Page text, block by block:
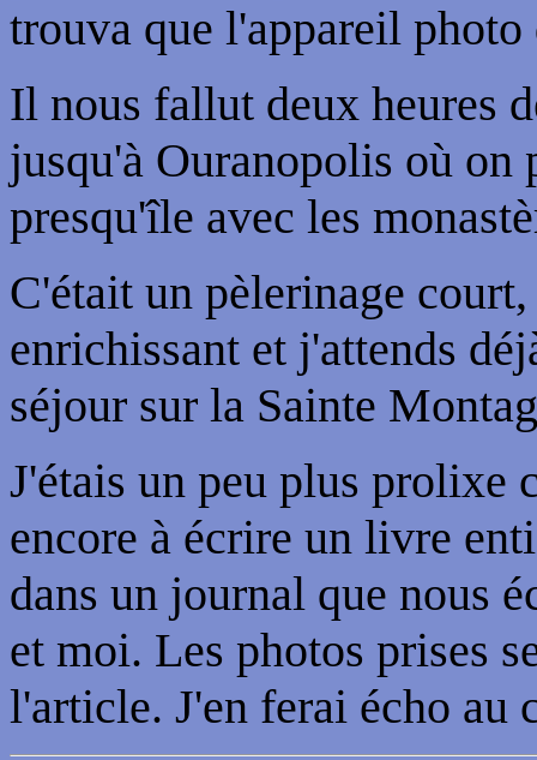
trouva que l'appareil photo
Il nous fallut deux heures
jusqu'à Ouranopolis où on
presqu'île avec les
C'était un pèlerinage
enrichissant et j'attends
séjour sur la Sainte
J'étais un peu plus prolixe
encore à écrire un livre
dans un journal que nous
et moi. Les photos prises
l'article. J'en ferai écho au